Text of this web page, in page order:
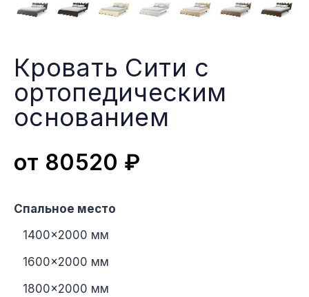
Кровать Сити с
ортопедическим
основанием
от 80520 ₽
Спальное место
1400×2000 мм
1600×2000 мм
1800×2000 мм